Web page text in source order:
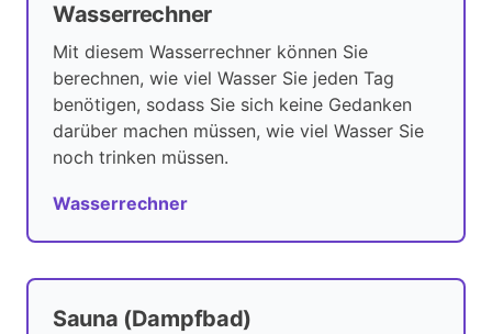
Wasserrechner
Mit diesem Wasserrechner können Sie
berechnen, wie viel Wasser Sie jeden Tag
benötigen, sodass Sie sich keine Gedanken
darüber machen müssen, wie viel Wasser Sie
noch trinken müssen.
Wasserrechner
Sauna (Dampfbad)